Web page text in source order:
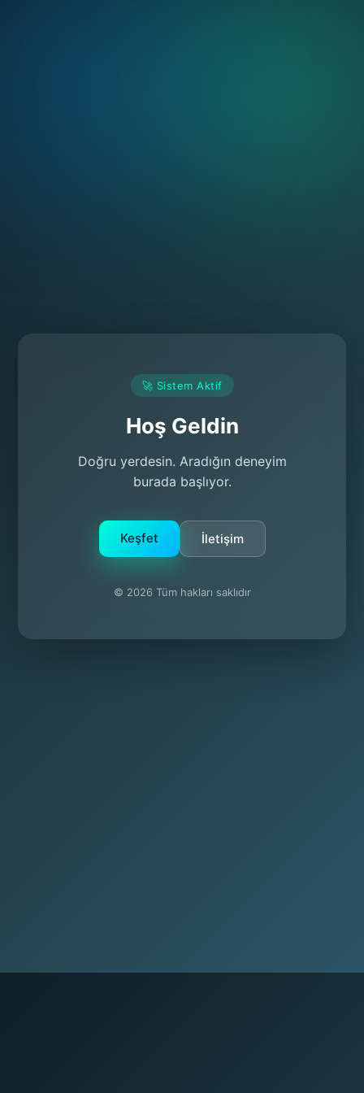
🚀 Sistem Aktif
Hoş Geldin
Doğru yerdesin. Aradığın deneyim
burada başlıyor.
Keşfet İletişim
© 2026 Tüm hakları saklıdır